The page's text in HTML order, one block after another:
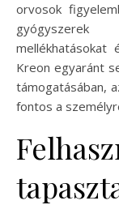
orvosok
Kreon egyaránt
támogatásában,
fontos a